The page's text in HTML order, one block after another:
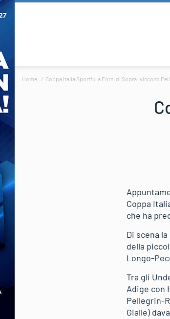
Home Coppa Italia Sportful a Forni di Sopra: vincono
Coppa
che ha
Di scena
della
Longo-
Tra gli
Adige con
Pellegrin-
Gialle)